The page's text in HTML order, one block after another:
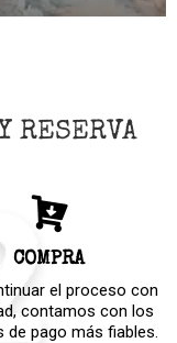
RESERVA
COMPRA
el proceso con
contamos con los
de pago más fiables.